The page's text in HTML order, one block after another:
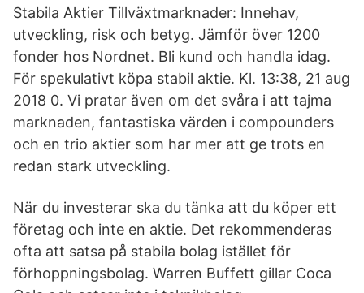
Stabila Aktier Tillväxtmarknader: Innehav,
utveckling, risk och betyg. Jämför över 1200
fonder hos Nordnet. Bli kund och handla idag.
För spekulativt köpa stabil aktie. Kl. 13:38, 21 aug
2018 0. Vi pratar även om det svåra i att tajma
marknaden, fantastiska värden i compounders
och en trio aktier som har mer att ge trots en
redan stark utveckling.
När du investerar ska du tänka att du köper ett
företag och inte en aktie. Det rekommenderas
ofta att satsa på stabila bolag istället för
förhoppningsbolag. Warren Buffett gillar Coca